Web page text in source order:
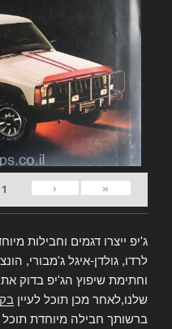
«
‹
1
ג'יפ ייצרו דגמים וחבילות
לרדו, גולדן-איגל ג'מבורי,
וחתימת שיפוץ הג'יפ בדוק
שלנו,לאחר מכן תוכל לעיין
ברשותך חבילה מיוחדת